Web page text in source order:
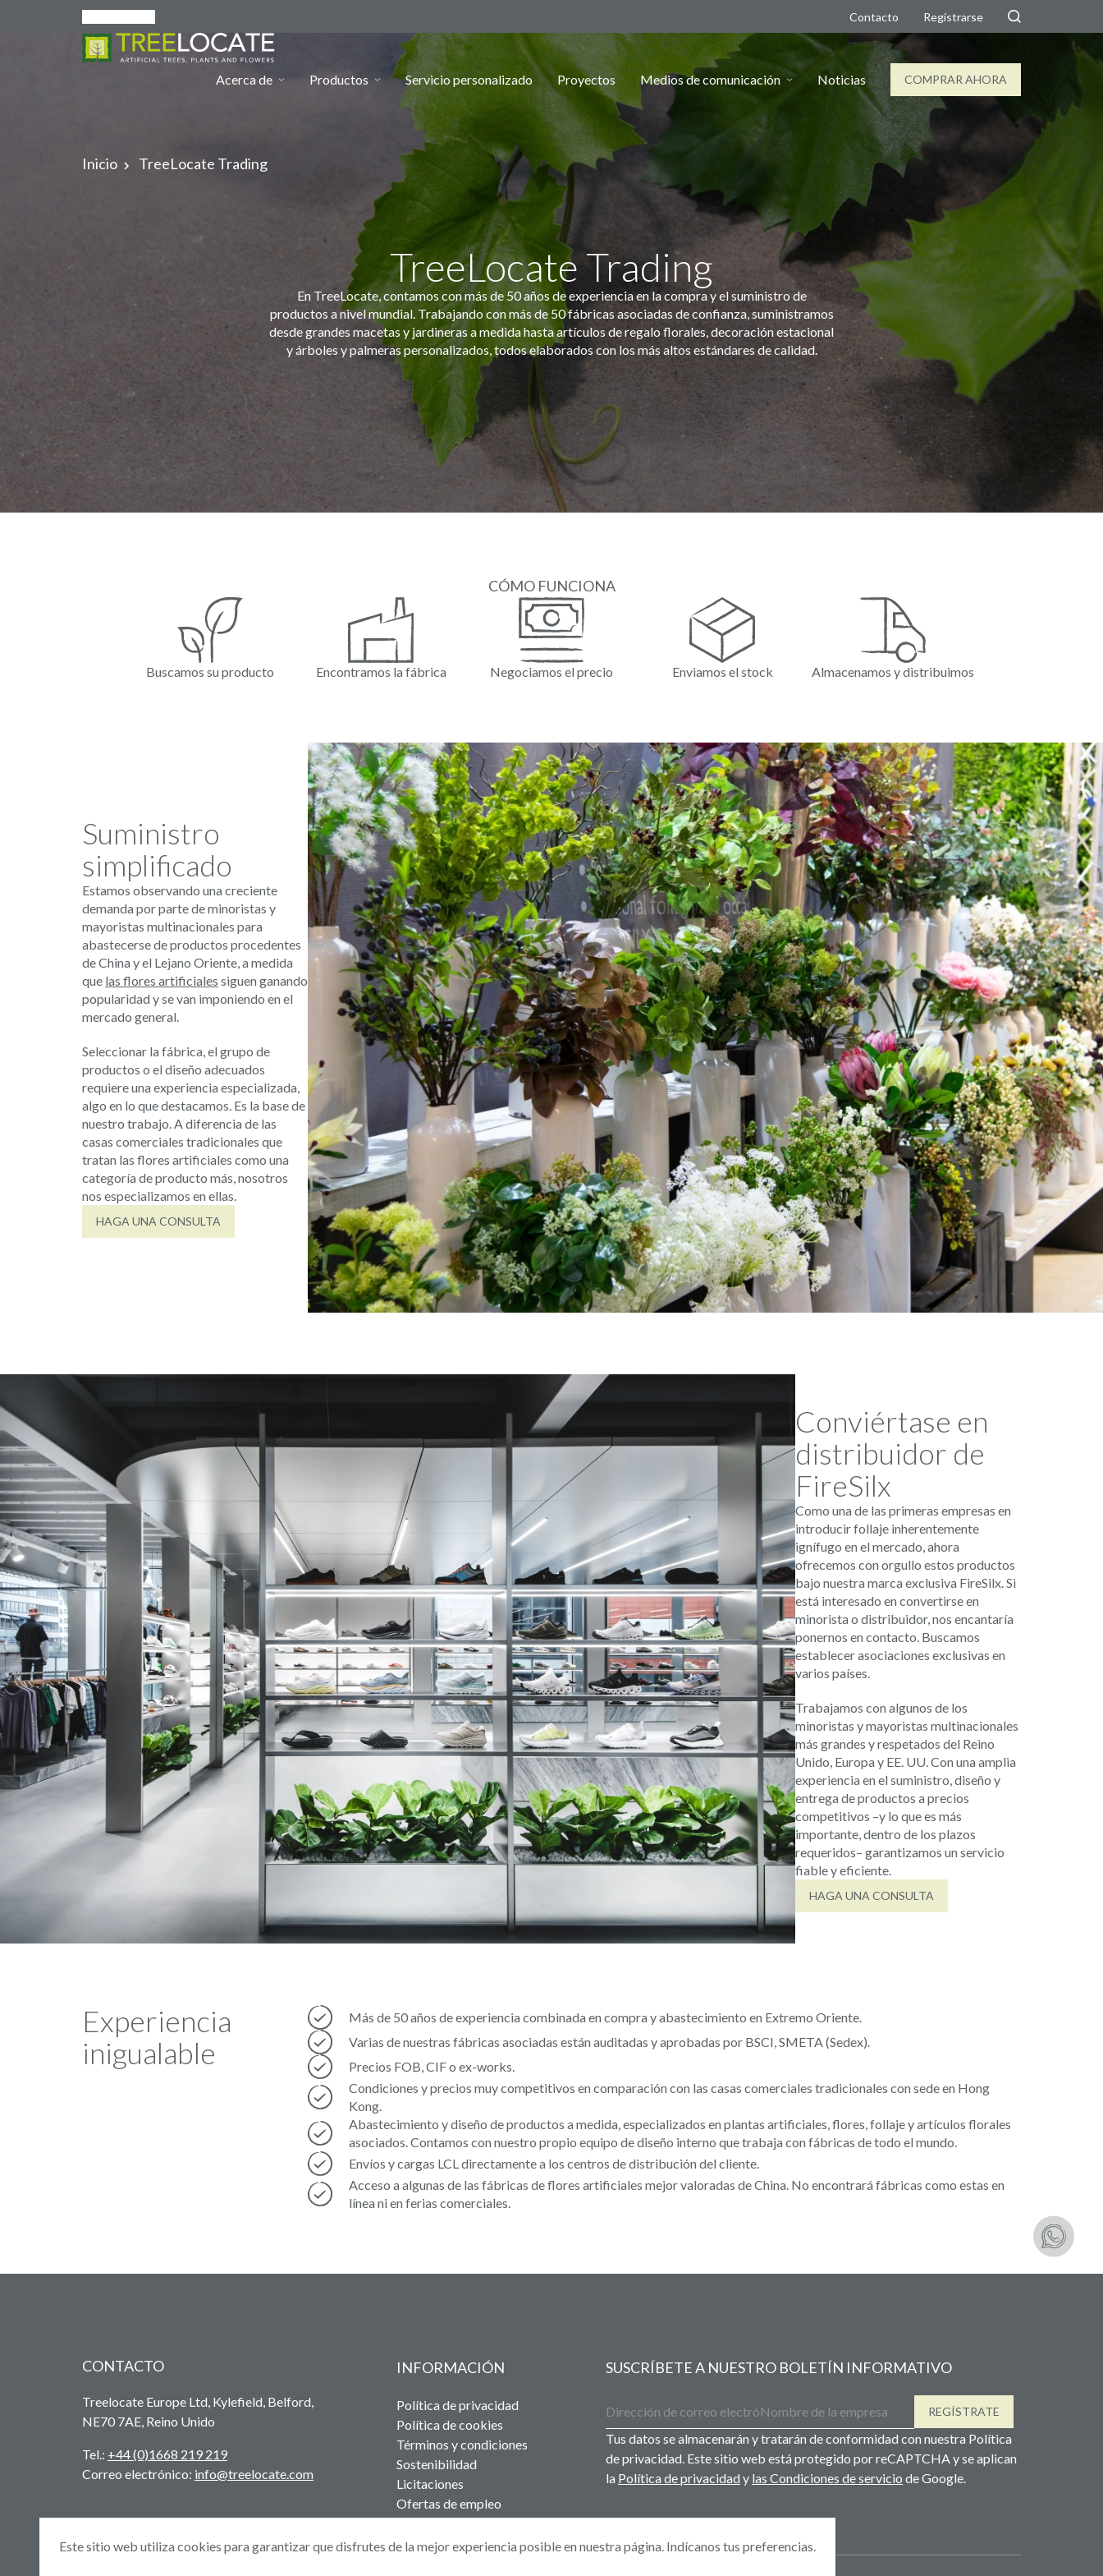
Contacto Registrarse
Acerca de Productos Servicio personalizado Proyectos Medios de comunicación Noticias COMPRAR AHORA
Inicio TreeLocate Trading
TreeLocate Trading
En TreeLocate, contamos con más de 50 años de experiencia en la compra y el suministro de
productos a nivel mundial. Trabajando con más de 50 fábricas asociadas de confianza, suministramos
desde grandes macetas y jardineras a medida hasta artículos de regalo florales, decoración estacional
y árboles y palmeras personalizados, todos elaborados con los más altos estándares de calidad.
CÓMO FUNCIONA
Buscamos su producto Encontramos la fábrica Negociamos el precio Enviamos el stock Almacenamos y distribuimos
Suministro
simplificado
Estamos observando una creciente
demanda por parte de minoristas y
mayoristas multinacionales para
abastecerse de productos procedentes
de China y el Lejano Oriente, a medida
que las flores artificiales siguen ganando
popularidad y se van imponiendo en el
mercado general.
Seleccionar la fábrica, el grupo de
productos o el diseño adecuados
requiere una experiencia especializada,
algo en lo que destacamos. Es la base de
nuestro trabajo. A diferencia de las
casas comerciales tradicionales que
tratan las flores artificiales como una
categoría de producto más, nosotros
nos especializamos en ellas.
HAGA UNA CONSULTA
Conviértase en
distribuidor de
FireSilx
Como una de las primeras empresas en
introducir follaje inherentemente
ignífugo en el mercado, ahora
ofrecemos con orgullo estos productos
bajo nuestra marca exclusiva FireSilx. Si
está interesado en convertirse en
minorista o distribuidor, nos encantaría
ponernos en contacto. Buscamos
establecer asociaciones exclusivas en
varios países.
Trabajamos con algunos de los
minoristas y mayoristas multinacionales
más grandes y respetados del Reino
Unido, Europa y EE. UU. Con una amplia
experiencia en el suministro, diseño y
entrega de productos a precios
competitivos –y lo que es más
importante, dentro de los plazos
requeridos– garantizamos un servicio
fiable y eficiente.
HAGA UNA CONSULTA
Experiencia
inigualable
Más de 50 años de experiencia combinada en compra y abastecimiento en Extremo Oriente.
Varias de nuestras fábricas asociadas están auditadas y aprobadas por BSCI, SMETA (Sedex).
Precios FOB, CIF o ex-works.
Condiciones y precios muy competitivos en comparación con las casas comerciales tradicionales con sede en Hong
Kong.
Abastecimiento y diseño de productos a medida, especializados en plantas artificiales, flores, follaje y artículos florales
asociados. Contamos con nuestro propio equipo de diseño interno que trabaja con fábricas de todo el mundo.
Envíos y cargas LCL directamente a los centros de distribución del cliente.
Acceso a algunas de las fábricas de flores artificiales mejor valoradas de China. No encontrará fábricas como estas en
línea ni en ferias comerciales.
CONTACTO
Treelocate Europe Ltd, Kylefield, Belford,
NE70 7AE, Reino Unido
Tel.: +44 (0)1668 219 219
Correo electrónico: info@treelocate.com
INFORMACIÓN
Política de privacidad
Política de cookies
Términos y condiciones
Sostenibilidad
Licitaciones
Ofertas de empleo
SUSCRÍBETE A NUESTRO BOLETÍN INFORMATIVO
Tus datos se almacenarán y tratarán de conformidad con nuestra Política
de privacidad. Este sitio web está protegido por reCAPTCHA y se aplican
la Política de privacidad y las Condiciones de servicio de Google.
REGÍSTRATE
Este sitio web utiliza cookies para garantizar que disfrutes de la mejor experiencia posible en nuestra página. Indícanos tus preferencias.